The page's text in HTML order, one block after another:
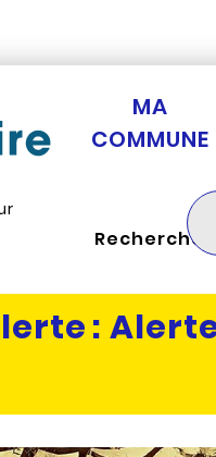
MA
COMMUNE
Rechercher
: